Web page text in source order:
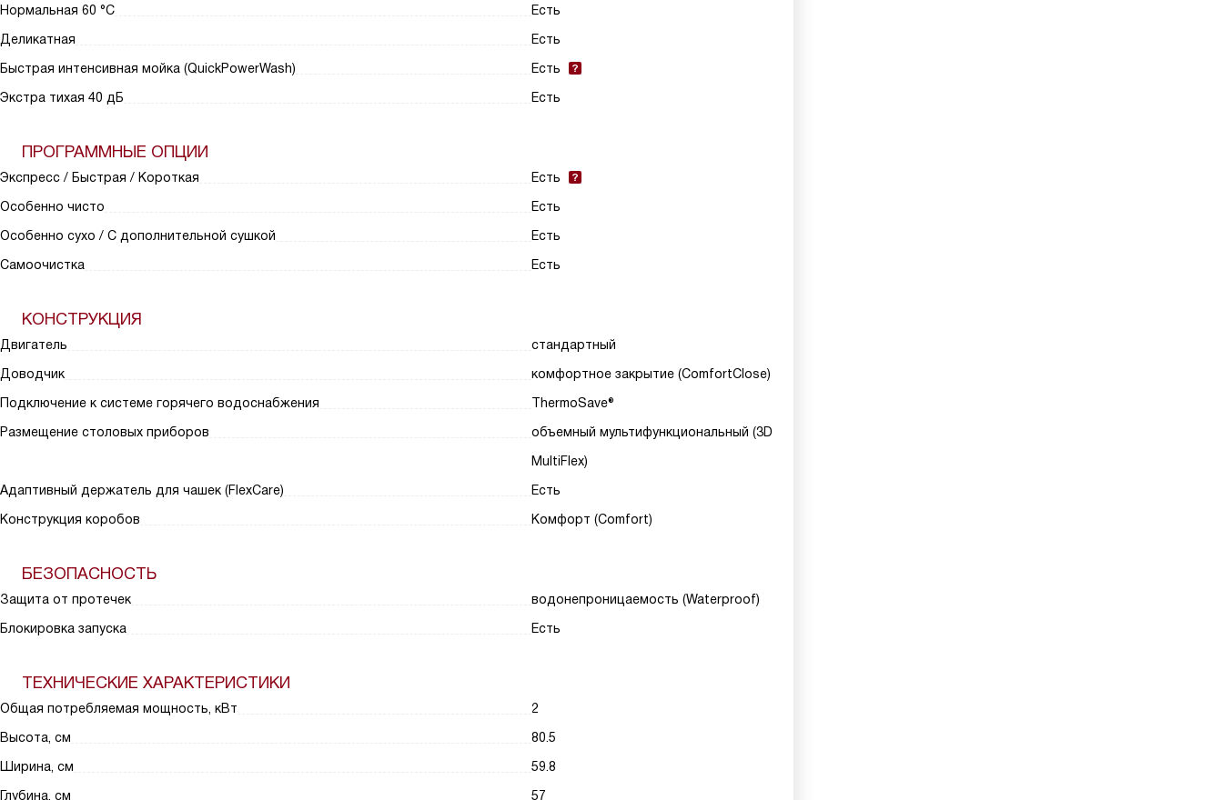
Нормальная 60 °C
Есть
Деликатная
Есть
Быстрая интенсивная мойка (QuickPowerWash)
Есть
Экстра тихая 40 дБ
Есть
ПРОГРАММНЫЕ ОПЦИИ
Экспресс / Быстрая / Короткая
Есть
Особенно чисто
Есть
Особенно сухо / С дополнительной сушкой
Есть
Самоочистка
Есть
КОНСТРУКЦИЯ
Двигатель
стандартный
Доводчик
комфортное закрытие (ComfortClose)
Подключение к системе горячего водоснабжения
ThermoSave®
Размещение столовых приборов
объемный мультифункциональный (3D
MultiFlex)
Адаптивный держатель для чашек (FlexCare)
Есть
Конструкция коробов
Комфорт (Comfort)
БЕЗОПАСНОСТЬ
Защита от протечек
водонепроницаемость (Waterproof)
Блокировка запуска
Есть
ТЕХНИЧЕСКИЕ ХАРАКТЕРИСТИКИ
Общая потребляемая мощность, кВт
2
Высота, см
80.5
Ширина, см
59.8
Глубина, см
57